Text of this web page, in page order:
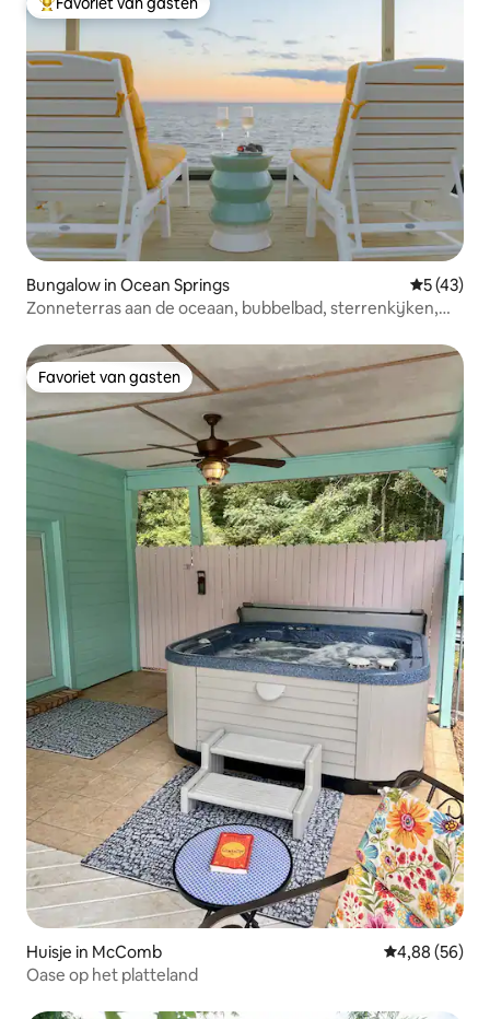
Topfavoriet van gasten
Bungalow in Ocean Springs
5 (43)
Zonneterras aan de oceaan, bubbelbad, sterrenkijken,
Favoriet van gasten
Favoriet van gasten
Huisje in McComb Gemiddelde
4,88 (56)
Oase op het platteland